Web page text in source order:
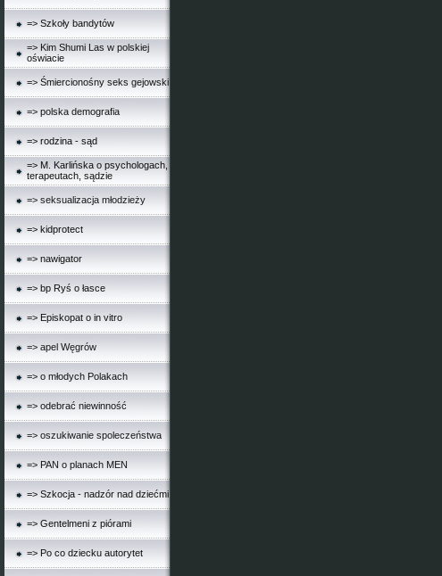
=> Szkoły bandytów
=> Kim Shumi Las w polskiej
oświacie
=> Śmiercionośny seks gejowski
=> polska demografia
=> rodzina - sąd
=> M. Karlińska o psychologach,
terapeutach, sądzie
=> seksualizacja młodzieży
=> kidprotect
=> nawigator
=> bp Ryś o łasce
=> Episkopat o in vitro
=> apel Węgrów
=> o młodych Polakach
=> odebrać niewinność
=> oszukiwanie spoleczeństwa
=> PAN o planach MEN
=> Szkocja - nadzór nad dziećmi
=> Gentelmeni z piórami
=> Po co dziecku autorytet